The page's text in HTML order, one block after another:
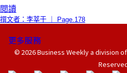
閱讀
撰文者：李莘于 ｜ Page.178
更多服務
© 2026 Business Weekly a division